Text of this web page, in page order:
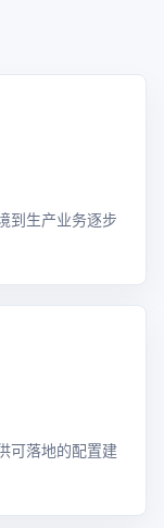
到生产业务逐步
可落地的配置建